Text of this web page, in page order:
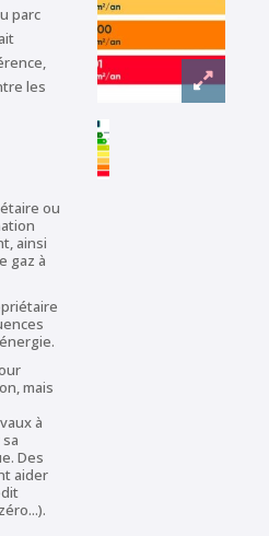
parc
les
ou
ainsi
gaz à
mais
à
Des
aider